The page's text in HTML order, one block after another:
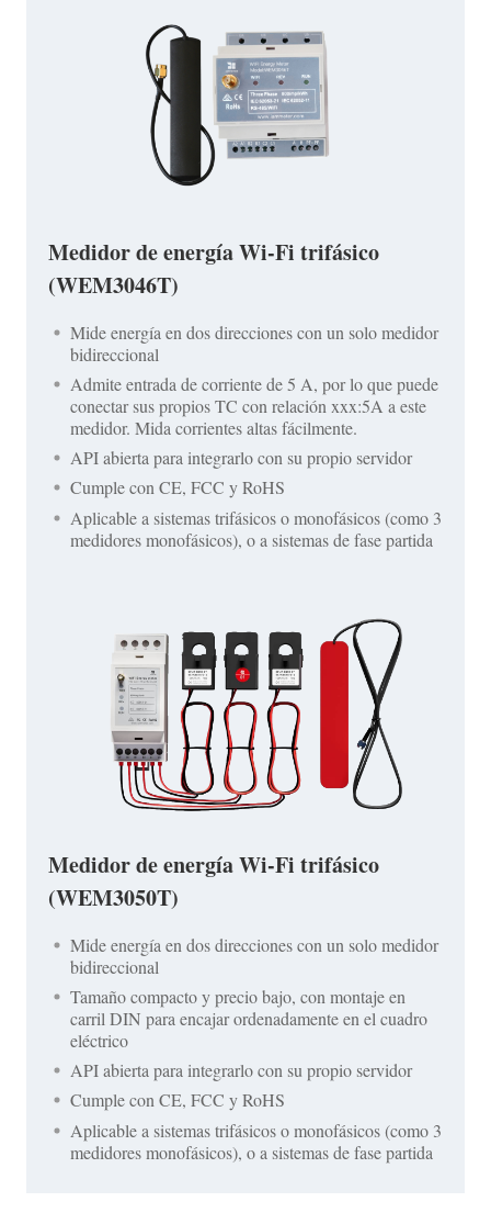
Medidor de energía Wi-Fi trifásico
(WEM3046T)
Mide energía en dos direcciones con un solo medidor
bidireccional
Admite entrada de corriente de 5 A, por lo que puede
conectar sus propios TC con relación xxx:5A a este
medidor. Mida corrientes altas fácilmente.
API abierta para integrarlo con su propio servidor
Cumple con CE, FCC y RoHS
Aplicable a sistemas trifásicos o monofásicos (como 3
medidores monofásicos), o a sistemas de fase partida
Medidor de energía Wi-Fi trifásico
(WEM3050T)
Mide energía en dos direcciones con un solo medidor
bidireccional
Tamaño compacto y precio bajo, con montaje en
carril DIN para encajar ordenadamente en el cuadro
eléctrico
API abierta para integrarlo con su propio servidor
Cumple con CE, FCC y RoHS
Aplicable a sistemas trifásicos o monofásicos (como 3
medidores monofásicos), o a sistemas de fase partida